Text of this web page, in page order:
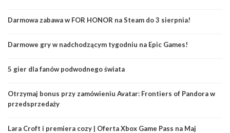
Darmowa zabawa w FOR HONOR na Steam do 3 sierpnia!
Darmowe gry w nadchodzącym tygodniu na Epic Games!
5 gier dla fanów podwodnego świata
Otrzymaj bonus przy zamówieniu Avatar: Frontiers of Pandora w
przedsprzedaży
Lara Croft i premiera cozy | Oferta Xbox Game Pass na Maj